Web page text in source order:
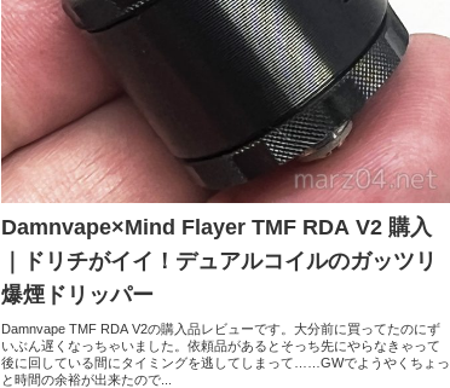
Damnvape×Mind Flayer TMF RDA V2 購入
｜ドリチがイイ！デュアルコイルのガッツリ
爆煙ドリッパー
Damnvape TMF RDA V2の購入品レビューです。大分前に買ってたのにず
いぶん遅くなっちゃいました。依頼品があるとそっち先にやらなきゃって
後に回している間にタイミングを逃してしまって……GWでようやくちょっ
と時間の余裕が出来たので...